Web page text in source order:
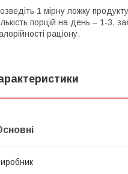
1 мірну ложку
порцій на день – 1-3,
раціону.